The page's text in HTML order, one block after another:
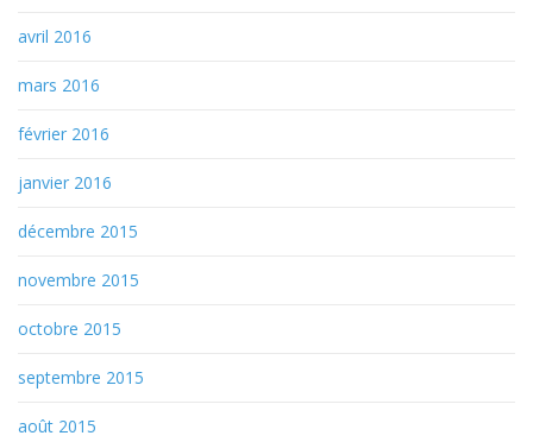
avril 2016
mars 2016
février 2016
janvier 2016
décembre 2015
novembre 2015
octobre 2015
septembre 2015
août 2015